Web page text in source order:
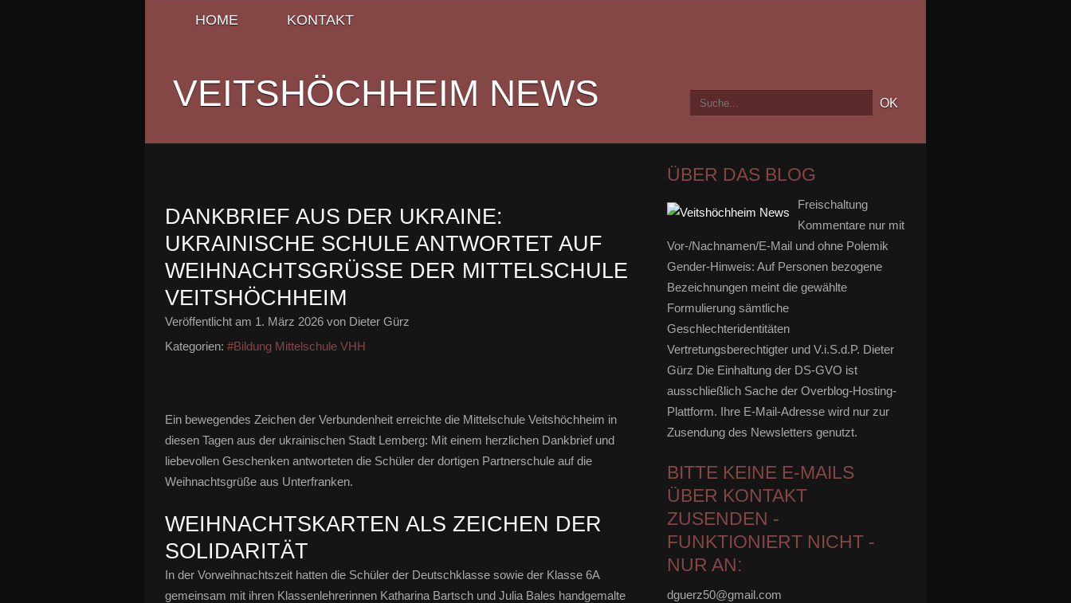
HOME KONTAKT
VEITSHÖCHHEIM NEWS
DANKBRIEF AUS DER UKRAINE:
UKRAINISCHE SCHULE ANTWORTET AUF
WEIHNACHTSGRÜSSE DER MITTELSCHULE V
EITSHÖCHHEIM
Veröffentlicht am 1. März 2026 von Dieter Gürz
Kategorien: #Bildung Mittelschule VHH
Ein bewegendes Zeichen der Verbundenheit erreichte die Mittelschule Veitshöchheim in
diesen Tagen aus der ukrainischen Stadt Lemberg: Mit einem herzlichen Dankbrief und
liebevollen Geschenken antworteten die Schüler der dortigen Partnerschule auf die
Weihnachtsgrüße aus Unterfranken.
WEIHNACHTSKARTEN ALS ZEICHEN DER
SOLIDARITÄT
In der Vorweihnachtszeit hatten die Schüler der Deutschklasse sowie der Klasse 6A
gemeinsam mit ihren Klassenlehrerinnen Katharina Bartsch und Julia Bales handgemalte
ÜBER DAS BLOG
Freischaltung
Kommentare nur mit
Vor-/Nachnamen/E-Mail und ohne Polemik
Gender-Hinweis: Auf Personen bezogene
Bezeichnungen meint die gewählte
Formulierung sämtliche
Geschlechteridentitäten
Vertretungsberechtigter und V.i.S.d.P. Dieter
Gürz Die Einhaltung der DS-GVO ist
ausschließlich Sache der Overblog-Hosting-
Plattform. Ihre E-Mail-Adresse wird nur zur
Zusendung des Newsletters genutzt.
BITTE KEINE E-MAILS
ÜBER KONTAKT
ZUSENDEN -
FUNKTIONIERT NICHT -
NUR AN:
dguerz50@gmail.com